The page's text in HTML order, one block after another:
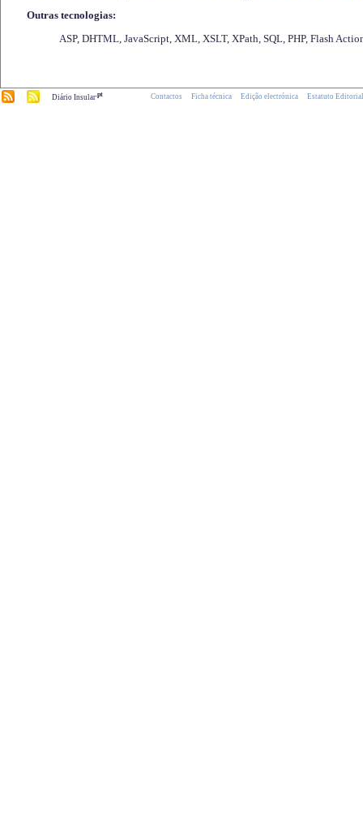
Outras tecnologias:
ASP, DHTML, JavaScript, XML, XSLT, XPath, SQL, PHP, Flash
Diário Insular.pt Contactos Ficha técnica Edição electrónica Estatuto Editorial